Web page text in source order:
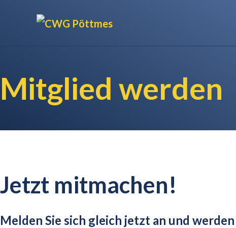
Mitglied werden
Jetzt mitmachen!
Melden Sie sich gleich jetzt an und